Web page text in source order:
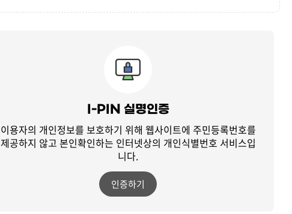
I-PIN 실명인증
이용자의 개인정보를 보호하기 위해 웹사이트에 주민등록번호를
제공하지 않고 본인확인하는 인터넷상의 개인식별번호 서비스입
니다.
인증하기